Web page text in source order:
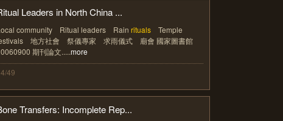
Leaders in North China ...
community Ritual leaders Rain rituals Temple
地方社會 祭儀專家 求雨儀式 廟會 國家圖書館
期刊論文.....more
49
Transfers: Incomplete Rep...